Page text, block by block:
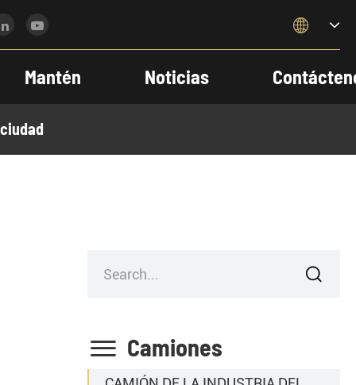

Mantén Noticias

 Camiones